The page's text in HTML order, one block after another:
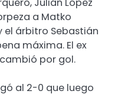
a Matko
el árbitro Sebastián
máxima. El ex
por gol.
al 2-0 que luego